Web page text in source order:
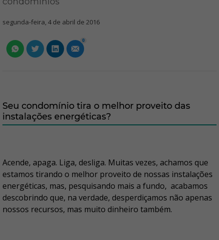
segunda-feira, 4 de abril de 2016
0
Seu condomínio tira o melhor proveito das
instalações energéticas?
Acende, apaga. Liga, desliga. Muitas vezes, achamos que
estamos tirando o melhor proveito de nossas instalações
energéticas, mas, pesquisando mais a fundo, acabamos
descobrindo que, na verdade, desperdiçamos não apenas
nossos recursos, mas muito dinheiro também.